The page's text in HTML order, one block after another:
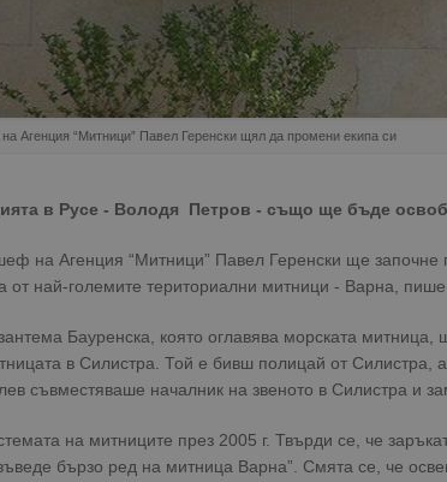
Агенция “Митници” Павел Геренски щял да промени екипа си
в Русе - Володя Петров - също ще бъде
на Агенция “Митници” Павел Геренски ще започне
от най-големите териториални митници - Варна, пише
Бауренска, която оглавява морската
в Силистра. Той е бивш полицай от Силистра, а
съвместяваше началник на звеното в Силистра и
на митниците през 2005 г. Твърди се, че
бързо ред на митница Варна”. Смята се, че